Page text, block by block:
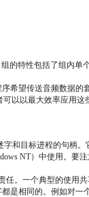
的特性包括了组内单
希望传送音频数据的
以以最大效率应用这
字和目标进程的句柄
NT）中使用。要
任。一个典型的使用
相同的。例如对一